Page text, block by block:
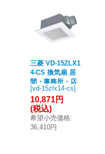
三菱 VD-15ZLX1
4-CS 換気扇 居
間・事務所・店
舗 ダクト用換気
扇 天井埋込形 24
時間換気機能付
低騒音形 インテ
リア格子 クール
[vd-15zlx14-cs]
10,871円
(税込)
希望小売価格:
36,410円